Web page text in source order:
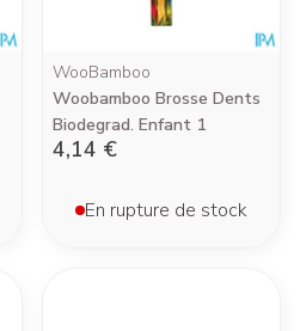
WooBamboo
Woobamboo Brosse Dents
Biodegrad. Enfant 1
4,14 €
En rupture de stock